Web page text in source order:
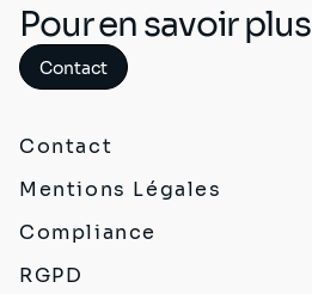
Pour en savoir plus
Contact
Contact
Mentions Légales
Compliance
RGPD